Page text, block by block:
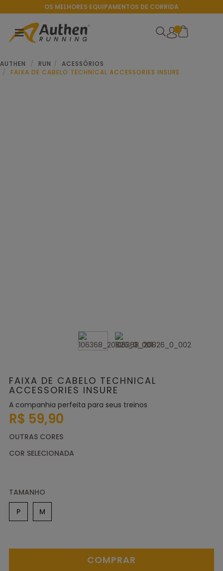
OS MELHORES EQUIPAMENTOS DE CORRIDA
AUTHEN RUN
ACESSÓRIOS
FAIXA DE CABELO TECHNICAL ACCESSORIES INSURE
FAIXA DE CABELO TECHNICAL
ACCESSORIES INSURE
A companhia perfeita para seus treinos
R$ 59,90
OUTRAS CORES
TAMANHO
P
M